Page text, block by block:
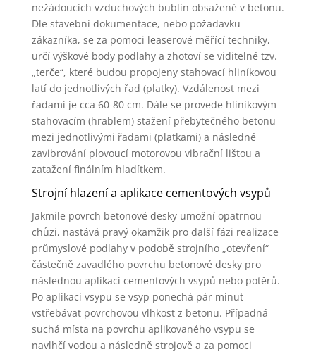
nežádoucích vzduchových bublin obsažené v betonu.
Dle stavební dokumentace, nebo požadavku
zákazníka, se za pomoci leaserové měřící techniky,
určí výškové body podlahy a zhotoví se viditelné tzv.
„terče“, které budou propojeny stahovací hliníkovou
latí do jednotlivých řad (platky). Vzdálenost mezi
řadami je cca 60-80 cm. Dále se provede hliníkovým
stahovacím (hrablem) stažení přebytečného betonu
mezi jednotlivými řadami (platkami) a následné
zavibrování plovoucí motorovou vibrační lištou a
zatažení finálním hladítkem.
Strojní hlazení a aplikace cementových vsypů
Jakmile povrch betonové desky umožní opatrnou
chůzi, nastává pravý okamžik pro další fázi realizace
průmyslové podlahy v podobě strojního „otevření“
částečně zavadlého povrchu betonové desky pro
následnou aplikaci cementových vsypů nebo potěrů.
Po aplikaci vsypu se vsyp ponechá pár minut
vstřebávat povrchovou vlhkost z betonu. Případná
suchá místa na povrchu aplikovaného vsypu se
navlhčí vodou a následně strojově a za pomoci